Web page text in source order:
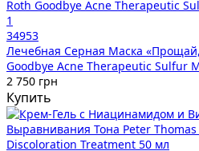
1
34953
Лечебная Серная Маска
Goodbye Acne Therapeutic Sulfur
2 750 грн
Купить